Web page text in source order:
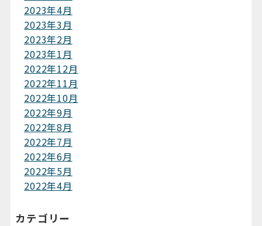
2023年4月
2023年3月
2023年2月
2023年1月
2022年12月
2022年11月
2022年10月
2022年9月
2022年8月
2022年7月
2022年6月
2022年5月
2022年4月
カテゴリー